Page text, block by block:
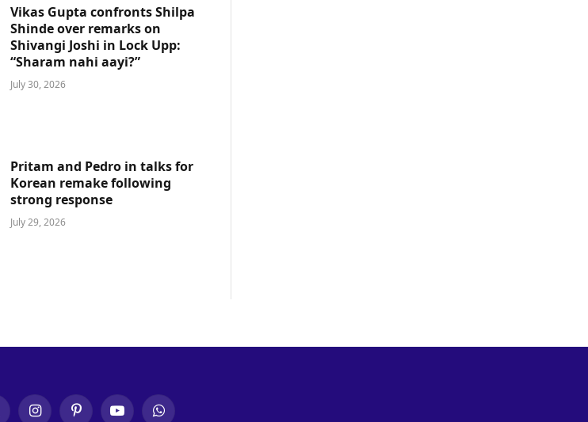
Vikas Gupta confronts Shilpa
Shinde over remarks on
Shivangi Joshi in Lock Upp:
“Sharam nahi aayi?”
July 30, 2026
Pritam and Pedro in talks for
Korean remake following
strong response
July 29, 2026
InstagramPinterestYouTubeWhatsApp